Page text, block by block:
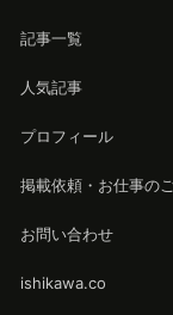
記事一覧
人気記事
プロフィール
掲載依頼・お仕事の
お問い合わせ
ishikawa.co